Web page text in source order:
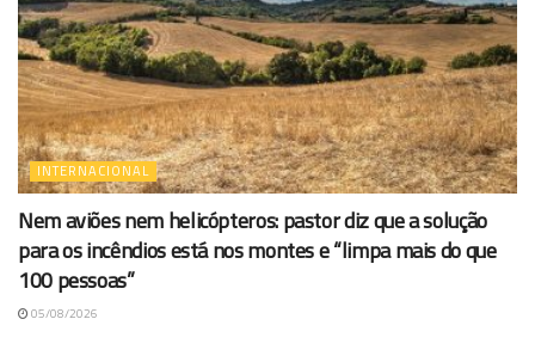
INTERNACIONAL
Nem aviões nem helicópteros: pastor diz que a solução
para os incêndios está nos montes e “limpa mais do que
100 pessoas”
05/08/2026